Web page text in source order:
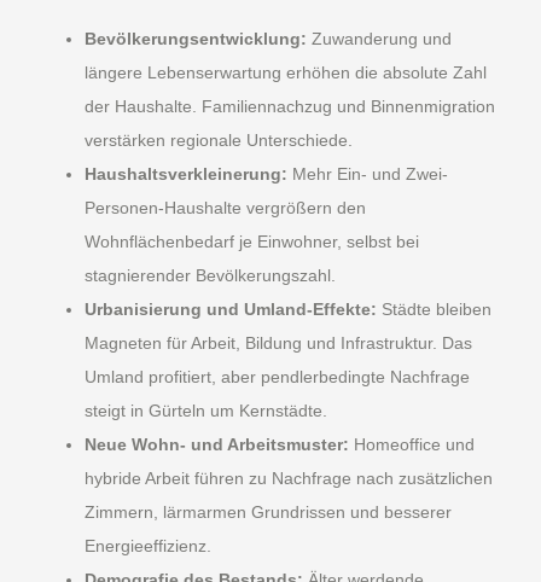
Bevölkerungsentwicklung: Zuwanderung und
längere Lebenserwartung erhöhen die absolute Zahl
der Haushalte. Familiennachzug und Binnenmigration
verstärken regionale Unterschiede.
Haushaltsverkleinerung: Mehr Ein- und Zwei-
Personen-Haushalte vergrößern den
Wohnflächenbedarf je Einwohner, selbst bei
stagnierender Bevölkerungszahl.
Urbanisierung und Umland-Effekte: Städte bleiben
Magneten für Arbeit, Bildung und Infrastruktur. Das
Umland profitiert, aber pendlerbedingte Nachfrage
steigt in Gürteln um Kernstädte.
Neue Wohn- und Arbeitsmuster: Homeoffice und
hybride Arbeit führen zu Nachfrage nach zusätzlichen
Zimmern, lärmarmen Grundrissen und besserer
Energieeffizienz.